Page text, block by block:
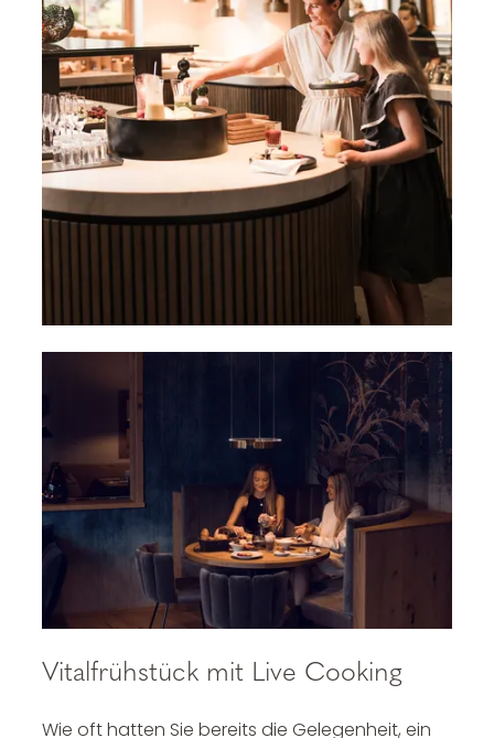
Vitalfrühstück mit Live Cooking
Wie oft hatten Sie bereits die Gelegenheit, ein